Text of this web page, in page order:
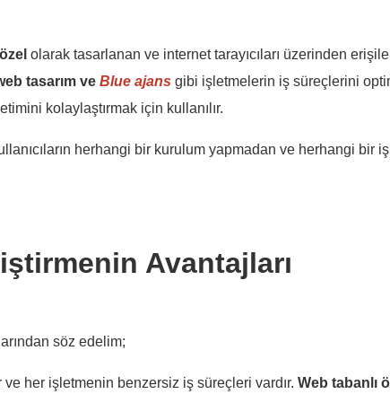
özel olarak tasarlanan ve internet tarayıcıları üzerinden
tasarım ve Blue ajans gibi işletmelerin iş süreçlerini
kolaylaştırmak için kullanılır.
herhangi bir kurulum yapmadan ve herhangi bir
Avantajları
söz edelim;
her işletmenin benzersiz iş süreçleri vardır. Web tabanlı